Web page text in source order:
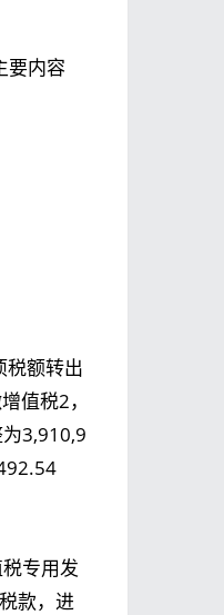
要内容
额转出
值税2，
3,910,9
专用发
款，进